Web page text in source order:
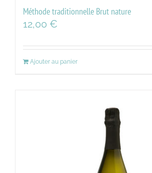
Méthode traditionnelle Brut nature
12,00 €
Ajouter au panier